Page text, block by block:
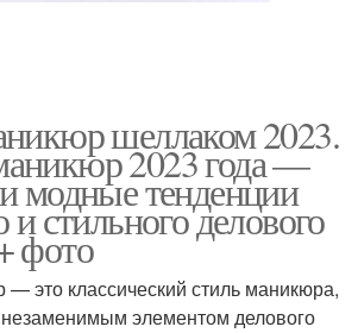
шеллаком 2023.
2023 года —
модные тенденции
и стильного делового
фото
это классический стиль маникюра,
элементом делового